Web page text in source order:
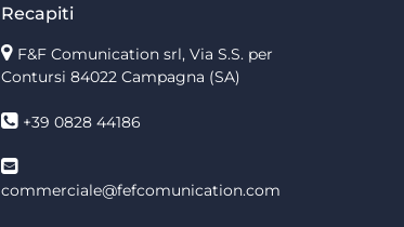
Recapiti
F&F Comunication srl, Via S.S. per
Contursi 84022 Campagna (SA)
+39 0828 44186
commerciale@fefcomunication.com